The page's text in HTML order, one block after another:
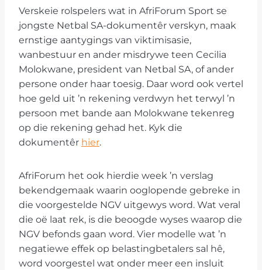
Verskeie rolspelers wat in AfriForum Sport se
jongste Netbal SA-dokumentêr verskyn, maak
ernstige aantygings van viktimisasie,
wanbestuur en ander misdrywe teen Cecilia
Molokwane, president van Netbal SA, of ander
persone onder haar toesig. Daar word ook vertel
hoe geld uit ’n rekening verdwyn het terwyl ’n
persoon met bande aan Molokwane tekenreg
op die rekening gehad het. Kyk die
dokumentêr hier.
AfriForum het ook hierdie week ’n verslag
bekendgemaak waarin ooglopende gebreke in
die voorgestelde NGV uitgewys word. Wat veral
die oë laat rek, is die beoogde wyses waarop die
NGV befonds gaan word. Vier modelle wat ’n
negatiewe effek op belastingbetalers sal hê,
word voorgestel wat onder meer een insluit